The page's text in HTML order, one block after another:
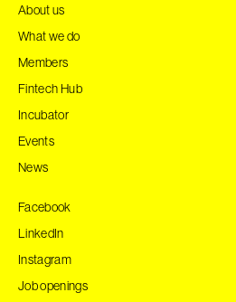
About us
What we do
Members
Fintech Hub
Incubator
Events
News
Facebook
LinkedIn
Instagram
Job openings